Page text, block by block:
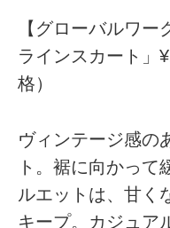
【グローバルワ
ラインスカート」
格）
ヴィンテージ感の
ト。裾に向かって
ルエットは、甘く
キープ。カジュア